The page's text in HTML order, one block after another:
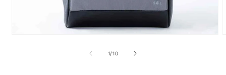
1/van
10